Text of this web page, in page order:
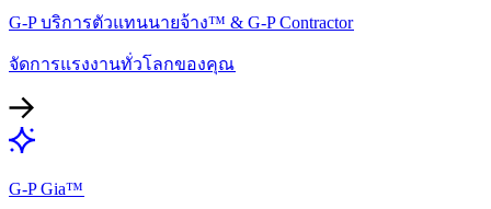
G-P บริการตัวแทนนายจ้าง™ & G-P Contractor​​
จัดการแรงงานทั่วโลกของคุณ​​
G-P Gia™​​